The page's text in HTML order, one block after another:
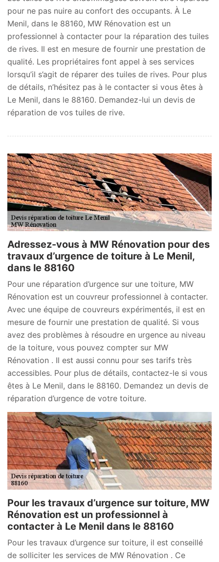
pour ne pas nuire au confort des occupants. À Le
Menil, dans le 88160, MW Rénovation est un
professionnel à contacter pour la réparation des tuiles
de rives. Il est en mesure de fournir une prestation de
qualité. Les propriétaires font appel à ses services
lorsqu’il s’agit de réparer des tuiles de rives. Pour plus
de détails, n’hésitez pas à le contacter si vous êtes à
Le Menil, dans le 88160. Demandez-lui un devis de
réparation de vos tuiles de rive.
Adressez-vous à MW Rénovation pour des
travaux d’urgence de toiture à Le Menil,
dans le 88160
Pour une réparation d’urgence sur une toiture, MW
Rénovation est un couvreur professionnel à contacter.
Avec une équipe de couvreurs expérimentés, il est en
mesure de fournir une prestation de qualité. Si vous
avez des problèmes à résoudre en urgence au niveau
de la toiture, vous pouvez compter sur MW
Rénovation . Il est aussi connu pour ses tarifs très
accessibles. Pour plus de détails, contactez-le si vous
êtes à Le Menil, dans le 88160. Demandez un devis de
réparation d’urgence de votre toiture.
Pour les travaux d’urgence sur toiture, MW
Rénovation est un professionnel à
contacter à Le Menil dans le 88160
Pour les travaux d’urgence sur toiture, il est conseillé
de solliciter les services de MW Rénovation . Ce